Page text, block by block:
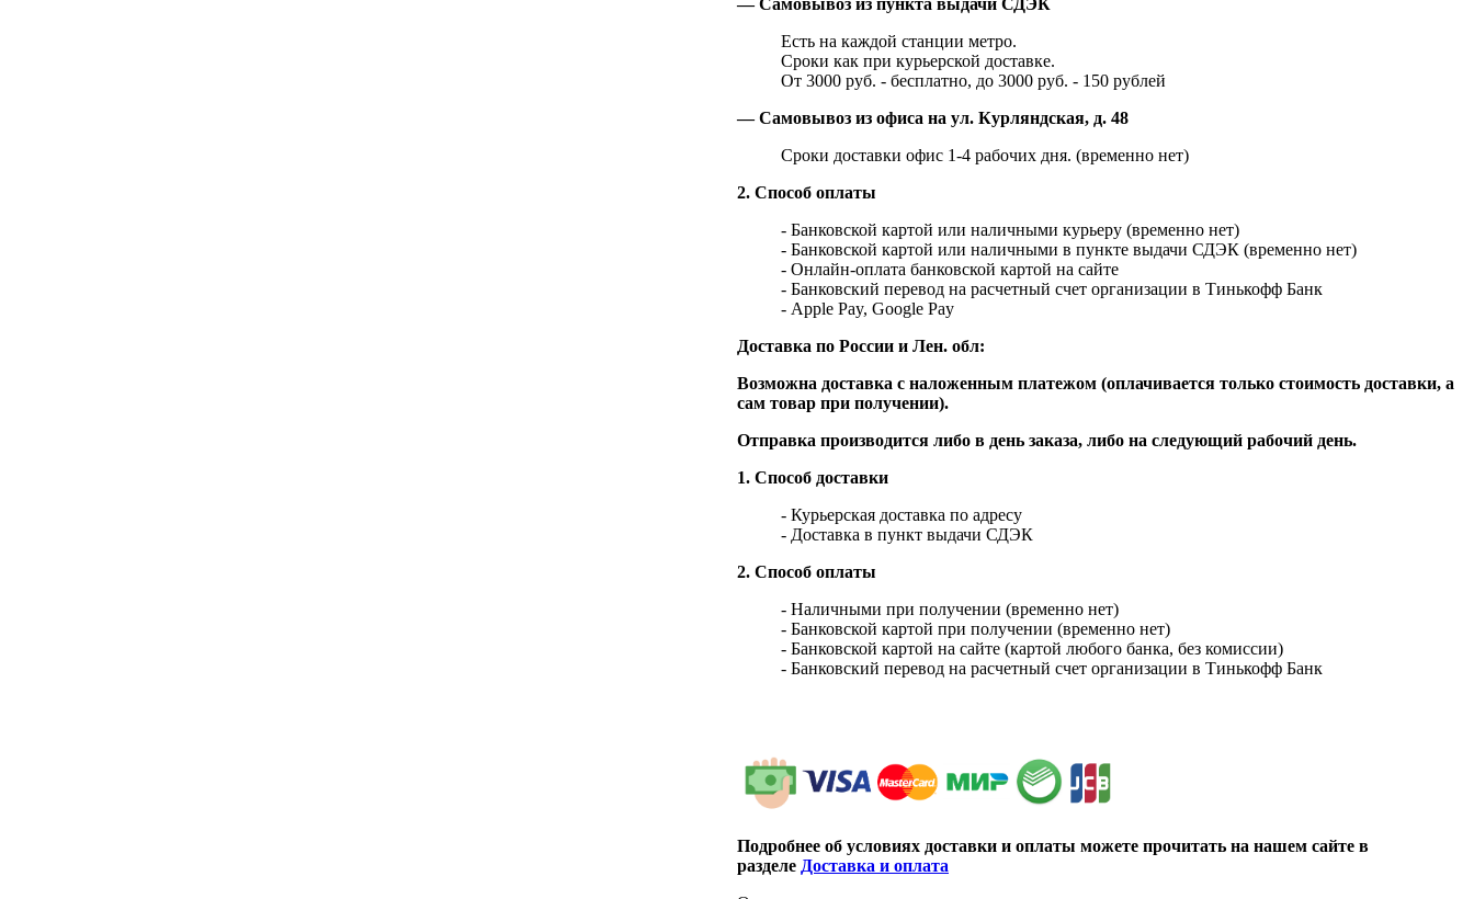
Есть на каждой станции метро.
Сроки как при курьерской доставке.
От 3000 руб. - бесплатно, до 3000 руб. - 150 рублей
— Самовывоз из офиса на ул. Курляндская, д. 48
Сроки доставки офис 1-4 рабочих дня. (временно нет)
2. Способ оплаты
- Банковской картой или наличными курьеру (временно нет)
- Банковской картой или наличными в пункте выдачи СДЭК (временно нет)
- Онлайн-оплата банковской картой на сайте
- Банковский перевод на расчетный счет организации в Тинькофф Банк
- Apple Pay, Google Pay
Доставка по России и Лен. обл:
Возможна доставка с наложенным платежом (оплачивается только стоимость доставки, а
сам товар при получении).
Отправка производится либо в день заказа, либо на следующий рабочий день.
1. Способ доставки
- Курьерская доставка по адресу
- Доставка в пункт выдачи СДЭК
2. Способ оплаты
- Наличными при получении (временно нет)
- Банковской картой при получении (временно нет)
- Банковской картой на сайте (картой любого банка, без комиссии)
- Банковский перевод на расчетный счет организации в Тинькофф Банк
Подробнее об условиях доставки и оплаты можете прочитать на нашем сайте в
разделе Доставка и оплата